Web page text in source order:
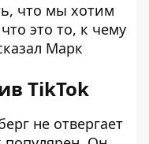
что мы хотим
это то, к чему
Марк
TikTok
не отвергает